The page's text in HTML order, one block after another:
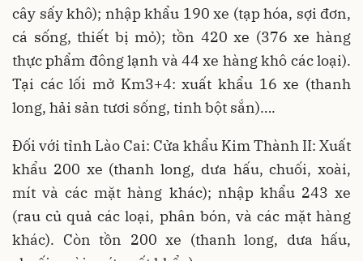
cây sấy khô); nhập khẩu 190 xe (tạp hóa, sợi đơn,
cá sống, thiết bị mỏ); tồn 420 xe (376 xe hàng
thực phẩm đông lạnh và 44 xe hàng khô các loại).
Tại các lối mở Km3+4: xuất khẩu 16 xe (thanh
long, hải sản tươi sống, tinh bột sắn)….
Đối với tỉnh Lào Cai: Cửa khẩu Kim Thành II: Xuất
khẩu 200 xe (thanh long, dưa hấu, chuối, xoài,
mít và các mặt hàng khác); nhập khẩu 243 xe
(rau củ quả các loại, phân bón, và các mặt hàng
khác). Còn tồn 200 xe (thanh long, dưa hấu,